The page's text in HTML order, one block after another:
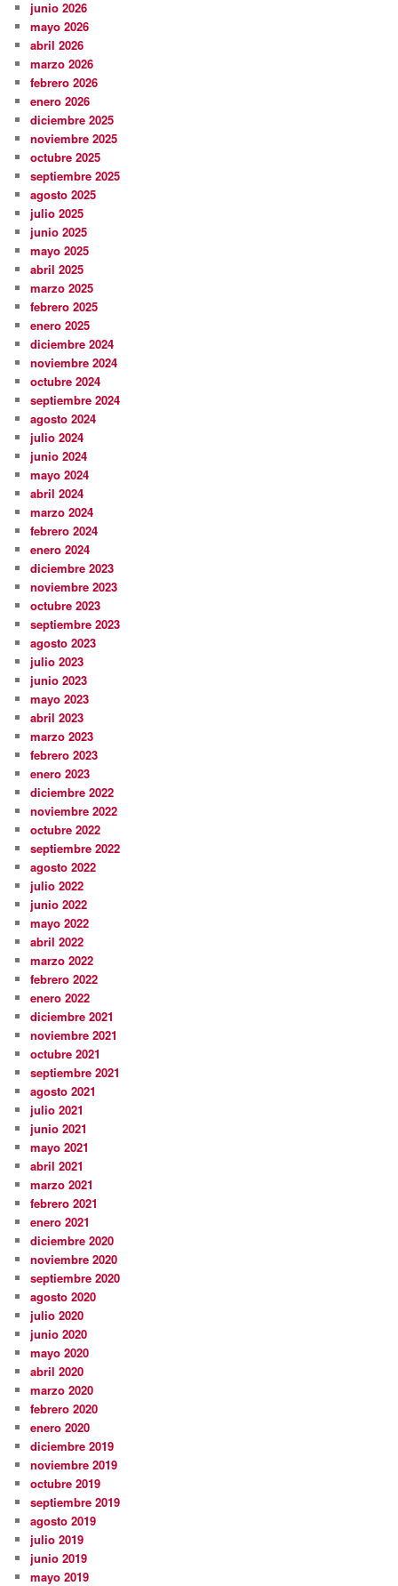
junio 2026
mayo 2026
abril 2026
marzo 2026
febrero 2026
enero 2026
diciembre 2025
noviembre 2025
octubre 2025
septiembre 2025
agosto 2025
julio 2025
junio 2025
mayo 2025
abril 2025
marzo 2025
febrero 2025
enero 2025
diciembre 2024
noviembre 2024
octubre 2024
septiembre 2024
agosto 2024
julio 2024
junio 2024
mayo 2024
abril 2024
marzo 2024
febrero 2024
enero 2024
diciembre 2023
noviembre 2023
octubre 2023
septiembre 2023
agosto 2023
julio 2023
junio 2023
mayo 2023
abril 2023
marzo 2023
febrero 2023
enero 2023
diciembre 2022
noviembre 2022
octubre 2022
septiembre 2022
agosto 2022
julio 2022
junio 2022
mayo 2022
abril 2022
marzo 2022
febrero 2022
enero 2022
diciembre 2021
noviembre 2021
octubre 2021
septiembre 2021
agosto 2021
julio 2021
junio 2021
mayo 2021
abril 2021
marzo 2021
febrero 2021
enero 2021
diciembre 2020
noviembre 2020
septiembre 2020
agosto 2020
julio 2020
junio 2020
mayo 2020
abril 2020
marzo 2020
febrero 2020
enero 2020
diciembre 2019
noviembre 2019
octubre 2019
septiembre 2019
agosto 2019
julio 2019
junio 2019
mayo 2019